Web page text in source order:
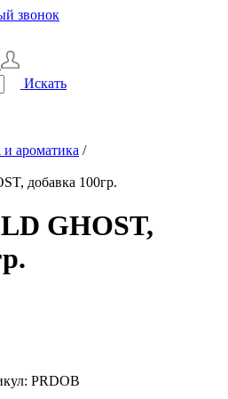
звонок
Искать
ароматика /
добавка 100гр.
GHOST,
PRDOB